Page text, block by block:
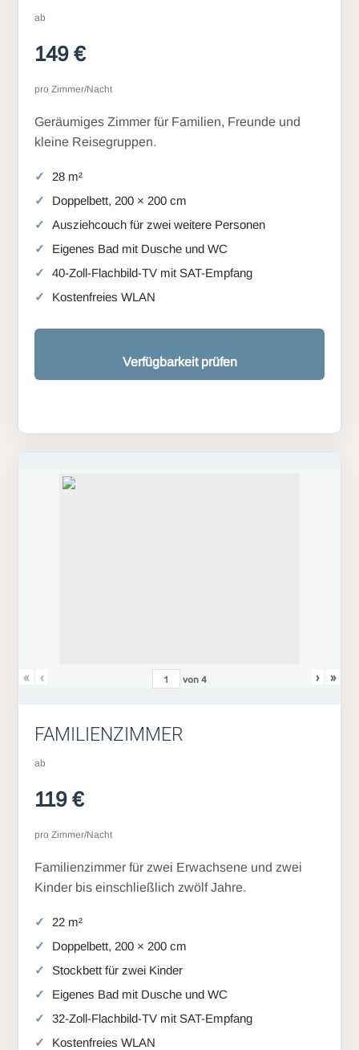
ab
149 €
pro Zimmer/Nacht
Geräumiges Zimmer für Familien, Freunde und
kleine Reisegruppen.
28 m²
Doppelbett, 200 × 200 cm
Ausziehcouch für zwei weitere Personen
Eigenes Bad mit Dusche und WC
40-Zoll-Flachbild-TV mit SAT-Empfang
Kostenfreies WLAN
Verfügbarkeit prüfen
« ‹ von4 › »
FAMILIENZIMMER
ab
119 €
pro Zimmer/Nacht
Familienzimmer für zwei Erwachsene und zwei
Kinder bis einschließlich zwölf Jahre.
22 m²
Doppelbett, 200 × 200 cm
Stockbett für zwei Kinder
Eigenes Bad mit Dusche und WC
32-Zoll-Flachbild-TV mit SAT-Empfang
Kostenfreies WLAN